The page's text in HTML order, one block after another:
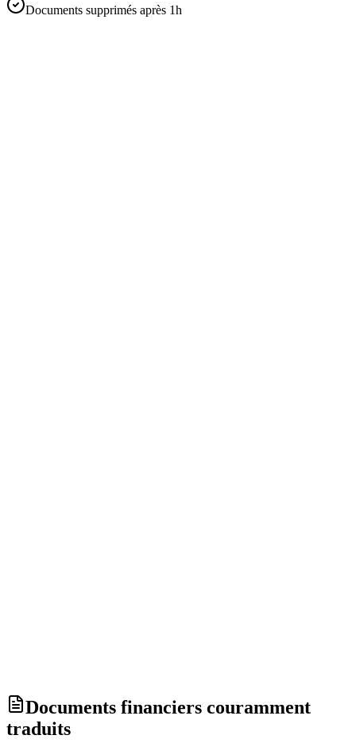
Documents supprimés après 1h
Documents financiers couramment
traduits